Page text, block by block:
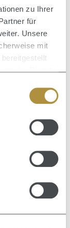
zu Ihrer
für
Unsere
mit
der Dienste